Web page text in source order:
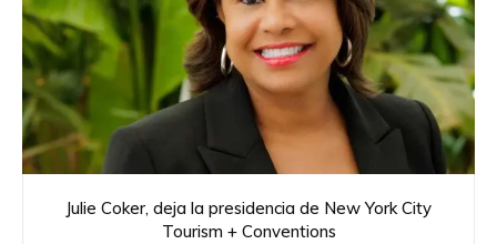
Julie Coker, deja la presidencia de New York City
Tourism + Conventions